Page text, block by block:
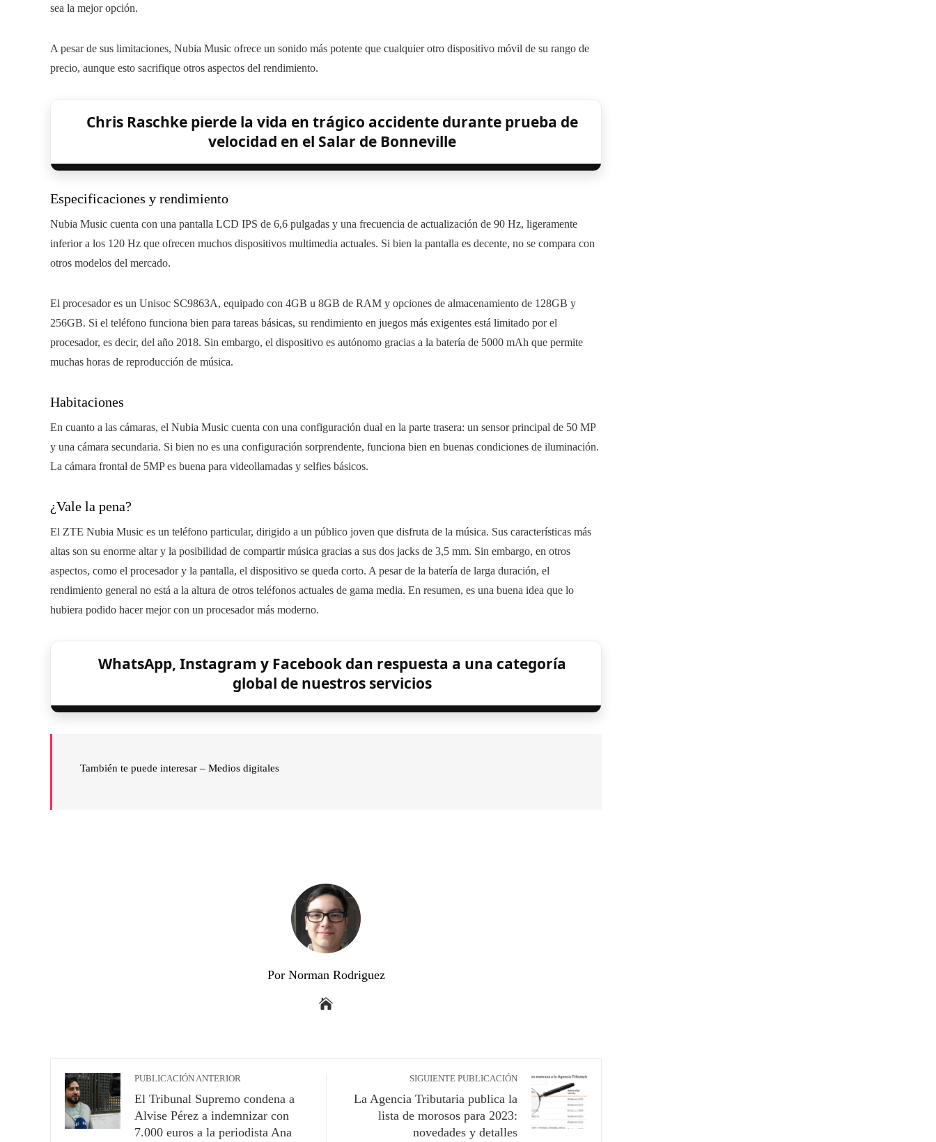
sea la mejor opción.
A pesar de sus limitaciones, Nubia Music ofrece un sonido más potente que cualquier otro dispositivo móvil de su rango de
precio, aunque esto sacrifique otros aspectos del rendimiento.
Chris Raschke pierde la vida en trágico accidente durante prueba de
velocidad en el Salar de Bonneville
Especificaciones y rendimiento
Nubia Music cuenta con una pantalla LCD IPS de 6,6 pulgadas y una frecuencia de actualización de 90 Hz, ligeramente
inferior a los 120 Hz que ofrecen muchos dispositivos multimedia actuales. Si bien la pantalla es decente, no se compara con
otros modelos del mercado.
El procesador es un Unisoc SC9863A, equipado con 4GB u 8GB de RAM y opciones de almacenamiento de 128GB y
256GB. Si el teléfono funciona bien para tareas básicas, su rendimiento en juegos más exigentes está limitado por el
procesador, es decir, del año 2018. Sin embargo, el dispositivo es autónomo gracias a la batería de 5000 mAh que permite
muchas horas de reproducción de música.
Habitaciones
En cuanto a las cámaras, el Nubia Music cuenta con una configuración dual en la parte trasera: un sensor principal de 50 MP
y una cámara secundaria. Si bien no es una configuración sorprendente, funciona bien en buenas condiciones de iluminación.
La cámara frontal de 5MP es buena para videollamadas y selfies básicos.
¿Vale la pena?
El ZTE Nubia Music es un teléfono particular, dirigido a un público joven que disfruta de la música. Sus características más
altas son su enorme altar y la posibilidad de compartir música gracias a sus dos jacks de 3,5 mm. Sin embargo, en otros
aspectos, como el procesador y la pantalla, el dispositivo se queda corto. A pesar de la batería de larga duración, el
rendimiento general no está a la altura de otros teléfonos actuales de gama media. En resumen, es una buena idea que lo
hubiera podido hacer mejor con un procesador más moderno.
WhatsApp, Instagram y Facebook dan respuesta a una categoría
global de nuestros servicios
También te puede interesar – Medios digitales
Por Norman Rodriguez
PUBLICACIÓN ANTERIOR
El Tribunal Supremo condena a
Alvise Pérez a indemnizar con
7.000 euros a la periodista Ana
SIGUIENTE PUBLICACIÓN
La Agencia Tributaria publica la
lista de morosos para 2023:
novedades y detalles